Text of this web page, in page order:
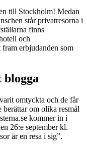
till Stockholm! Medan
står privatresorna i
finns
och
erbjudanden som
omtyckta och de får
om olika resmål
kommer in i
26:e september kl.
är en resa i sig”.